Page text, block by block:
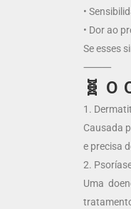
•
• Dor ao
Se esses
⸻
🧬 O
1.
Causada
e precisa
2.
Uma